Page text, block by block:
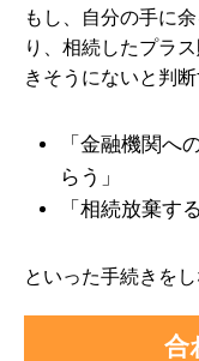
もし、自分の手に
り、相続したプラ
きそうにないと判
「金融機関へ
らう」
「相続放棄する
といった手続きを
合